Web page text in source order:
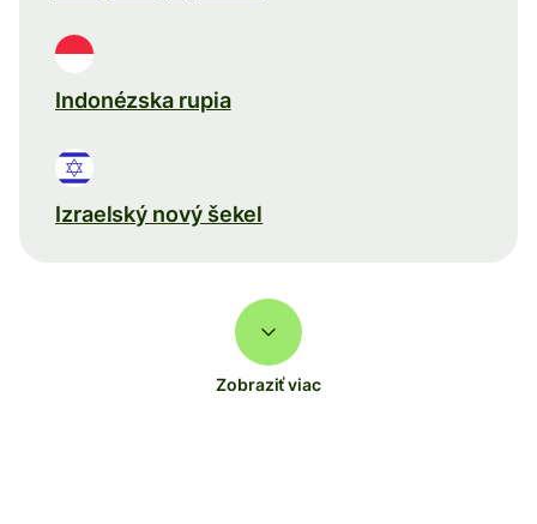
Indonézska rupia
Izraelský nový šekel
Zobraziť viac